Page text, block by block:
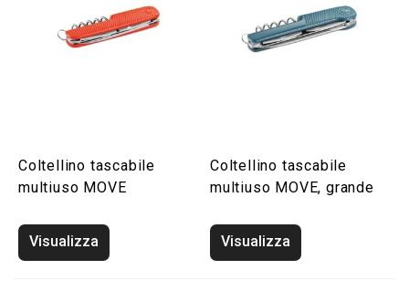
Coltellino tascabile
multiuso MOVE
Visualizza
Coltellino tascabile
multiuso MOVE, grande
Visualizza